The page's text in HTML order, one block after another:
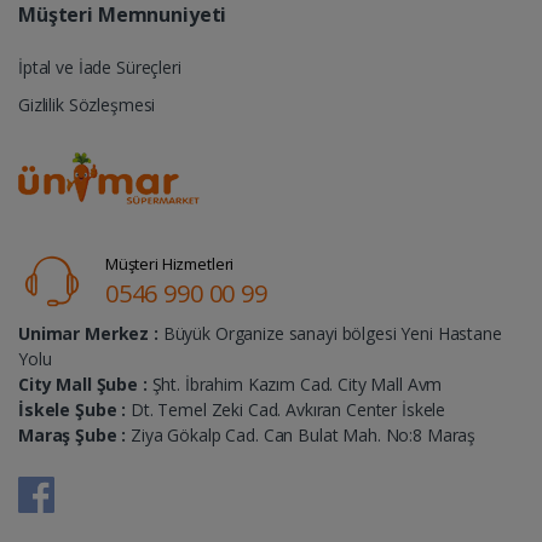
Müşteri Memnuniyeti
İptal ve İade Süreçleri
Gizlilik Sözleşmesi
Müşteri Hizmetleri
0546 990 00 99
Unimar Merkez : Büyük Organize sanayi bölgesi Yeni Hastane
Yolu
City Mall Şube : Şht. İbrahim Kazım Cad. City Mall Avm
İskele Şube : Dt. Temel Zeki Cad. Avkıran Center İskele
Maraş Şube : Ziya Gökalp Cad. Can Bulat Mah. No:8 Maraş